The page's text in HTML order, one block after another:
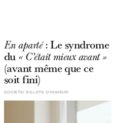
En aparté: Le syndrome
du « C’était mieux avant »
(avant même que ce
soit fini)
BILLETS D'HUMEUR
SOCIETE